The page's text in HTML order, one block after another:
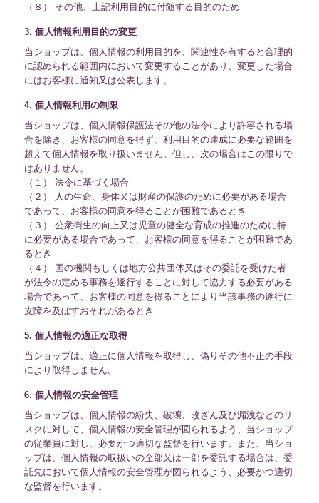
（８） その他、上記利用目的に付随する目的のため
3. 個人情報利用目的の変更
当ショップは、個人情報の利用目的を、関連性を有すると合理的
に認められる範囲内において変更することがあり、変更した場合
にはお客様に通知又は公表します。
4. 個人情報利用の制限
当ショップは、個人情報保護法その他の法令により許容される場
合を除き、お客様の同意を得ず、利用目的の達成に必要な範囲を
超えて個人情報を取り扱いません。但し、次の場合はこの限りで
はありません。
（１） 法令に基づく場合
（２） 人の生命、身体又は財産の保護のために必要がある場合
であって、お客様の同意を得ることが困難であるとき
（３） 公衆衛生の向上又は児童の健全な育成の推進のために特
に必要がある場合であって、お客様の同意を得ることが困難であ
るとき
（４） 国の機関もしくは地方公共団体又はその委託を受けた者
が法令の定める事務を遂行することに対して協力する必要がある
場合であって、お客様の同意を得ることにより当該事務の遂行に
支障を及ぼすおそれがあるとき
5. 個人情報の適正な取得
当ショップは、適正に個人情報を取得し、偽りその他不正の手段
により取得しません。
6. 個人情報の安全管理
当ショップは、個人情報の紛失、破壊、改ざん及び漏洩などのリ
スクに対して、個人情報の安全管理が図られるよう、当ショップ
の従業員に対し、必要かつ適切な監督を行います。また、当ショ
ップは、個人情報の取扱いの全部又は一部を委託する場合は、委
託先において個人情報の安全管理が図られるよう、必要かつ適切
な監督を行います。